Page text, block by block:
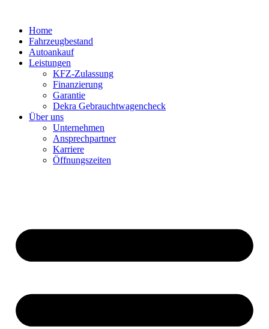
Home
Fahrzeugbestand
Autoankauf
Leistungen
KFZ-Zulassung
Finanzierung
Garantie
Dekra Gebrauchtwagencheck
Über uns
Unternehmen
Ansprechpartner
Karriere
Öffnungszeiten